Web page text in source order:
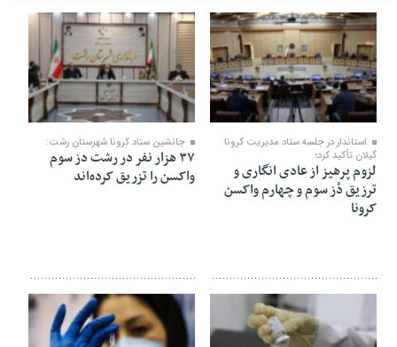
۰۳ مرداد ۱۴۰۱
استاندار در جلسه ستاد مدیریت کرونا
گیلان تأکید کرد؛
لزوم پرهیز از عادی انگاری و
ترزیق دُز سوم و چهارم واکسن
کرونا
جانشین ستاد کرونا شهرستان رشت:
۳۷ هزار نفر در رشت دز سوم
واکسن را تزریق کرده‌اند